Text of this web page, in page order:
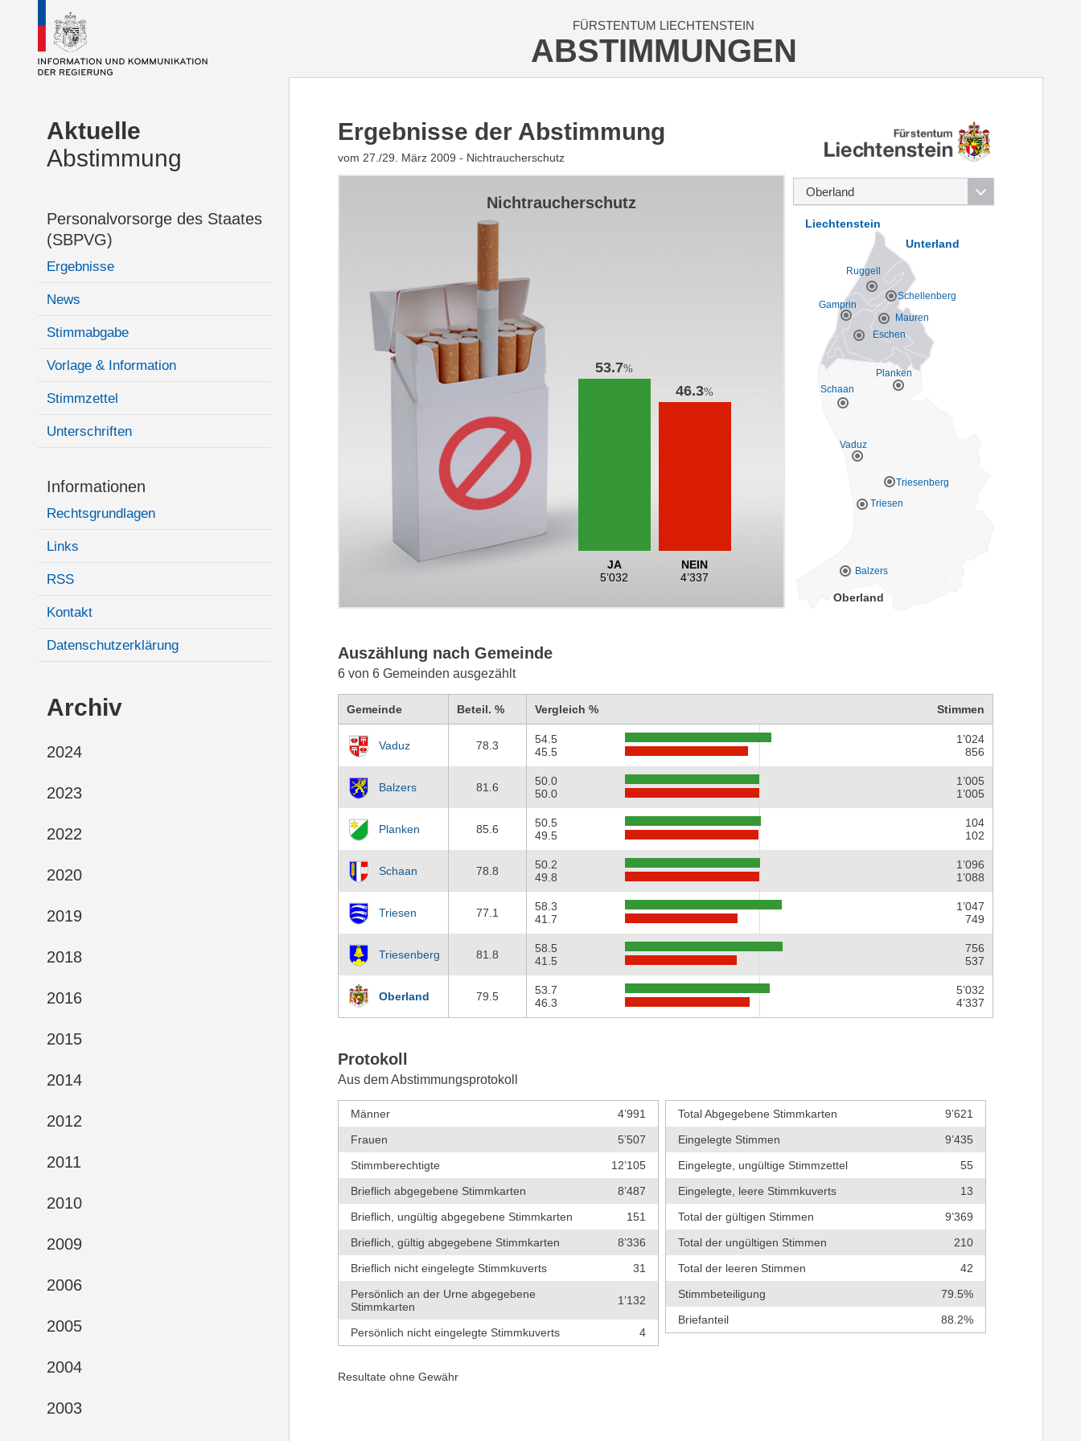
FÜRSTENTUM LIECHTENSTEIN
ABSTIMMUNGEN
Aktuelle
Abstimmung
Personalvorsorge des Staates
(SBPVG)
Ergebnisse
News
Stimmabgabe
Vorlage & Information
Stimmzettel
Unterschriften
Informationen
Rechtsgrundlagen
Links
RSS
Kontakt
Datenschutzerklärung
Archiv
2024
2023
2022
2020
2019
2018
2016
2015
2014
2012
2011
2010
2009
2006
2005
2004
2003
Vaduz
Balzers
Planken
Schaan
Triesen
Triesenberg
Eschen
Gamprin
Mauren
Ruggell
Schellenberg
Oberland
Unterland
Liechtenstein
Ergebnisse der Abstimmung
vom 27./29. März 2009 - Nichtraucherschutz
Nichtraucherschutz
53.7%
JA
5’032
46.3%
NEIN
4’337
Auszählung nach Gemeinde
6 von 6 Gemeinden ausgezählt
Gemeinde Beteil. % Vergleich % Stimmen
Vaduz 78.3
54.5
45.5
1’024
856
Balzers 81.6
50.0
50.0
1’005
1’005
Planken 85.6
50.5
49.5
104
102
Schaan 78.8
50.2
49.8
1’096
1’088
Triesen 77.1
58.3
41.7
1’047
749
Triesenberg 81.8
58.5
41.5
756
537
Oberland 79.5
53.7
46.3
5’032
4’337
Protokoll
Aus dem Abstimmungsprotokoll
Männer
4’991
Frauen
5’507
Stimmberechtigte
12’105
Brieflich abgegebene Stimmkarten
8’487
Brieflich, ungültig abgegebene Stimmkarten
151
Brieflich, gültig abgegebene Stimmkarten
8’336
Brieflich nicht eingelegte Stimmkuverts
31
Persönlich an der Urne abgegebene
Stimmkarten
1’132
Persönlich nicht eingelegte Stimmkuverts 4
Total Abgegebene Stimmkarten
9’621
Eingelegte Stimmen
9’435
Eingelegte, ungültige Stimmzettel
55
Eingelegte, leere Stimmkuverts
13
Total der gültigen Stimmen
9’369
Total der ungültigen Stimmen
210
Total der leeren Stimmen
42
Stimmbeteiligung
79.5%
Briefanteil
88.2%
Resultate ohne Gewähr